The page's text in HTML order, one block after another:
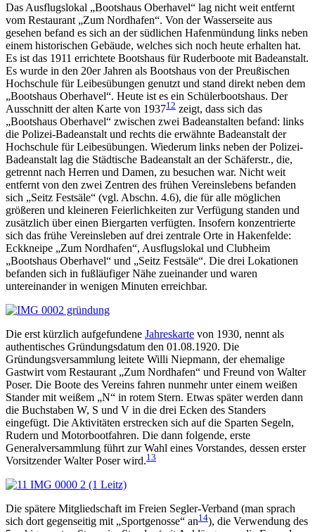
Das Ausflugslokal „Bootshaus Oberhavel“ lag nicht weit entfernt
vom Restaurant „Zum Nordhafen“. Von der Wasserseite aus
gesehen befand es sich an der südlichen Hafenmündung links neben
einem historischen Gebäude, welches sich noch heute erhalten hat.
Es ist das 1911 errichtete Bootshaus für Ruderboote mit Badeanstalt.
Es wurde in den 20er Jahren als Bootshaus von der Preußischen
Hochschule für Leibesübungen genutzt und stand direkt neben dem
„Bootshaus Oberhavel“. Heute ist es ein Schülerbootshaus. Der
Ausschnitt der alten Karte von 193712 zeigt, dass sich das
„Bootshaus Oberhavel“ zwischen zwei Badeanstalten befand: links
die Polizei-Badeanstalt und rechts die erwähnte Badeanstalt der
Hochschule für Leibesübungen. Wiederum links neben der Polizei-
Badeanstalt lag die Städtische Badeanstalt an der Schäferstr., die,
getrennt nach Herren und Damen, zu besuchen war. Nicht weit
entfernt von den zwei Zentren des frühen Vereinslebens befanden
sich „Seitz Festsäle“ (vgl. Abschn. 4.6), die für alle möglichen
größeren und kleineren Feierlichkeiten zur Verfügung standen und
zusätzlich über einen Biergarten verfügten. Insofern konzentrierte
sich das frühe Vereinsleben auf drei zentrale Orte in Hakenfelde:
Eckkneipe „Zum Nordhafen“, Ausflugslokal und Clubheim
„Bootshaus Oberhavel“ und „Seitz Festsäle“. Die drei Lokationen
befanden sich in fußläufiger Nähe zueinander und waren
untereinander in wenigen Minuten erreichbar.
Die erst kürzlich aufgefundene Jahreskarte von 1930, nennt als
authentisches Gründungsdatum den 01.08.1920. Die
Gründungsversammlung leitete Willi Niepmann, der ehemalige
Gastwirt vom Restaurant „Zum Nordhafen“ und Freund von Walter
Poser. Die Boote des Vereins fahren nunmehr unter einem weißen
Stander mit weißem „N“ in rotem Stern. Etwas später werden dann
die Buchstaben W, S und V in die drei Ecken des Standers
eingefügt. Die Aktivitäten erstrecken sich auf die Sparten Segeln,
Rudern und Motorbootfahren. Die dann folgende, erste
Generalversammlung führt zur Wahl eines Vorstandes, dessen erster
Vorsitzender Walter Poser wird.13
Die spätere Mitgliedschaft im Freien Segler-Verband (man sprach
sich dort gegenseitig mit „Sportgenosse“ an14), die Verwendung des